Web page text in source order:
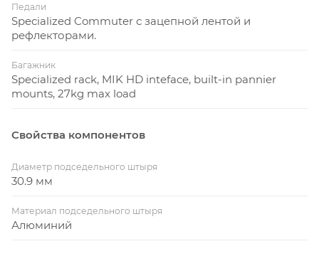
Педали
Specialized Commuter с зацепной лентой и
рефлекторами.
Багажник
Specialized rack, MIK HD inteface, built-in pannier
mounts, 27kg max load
Свойства компонентов
Диаметр подседельного штыря
30.9 мм
Материал подседельного штыря
Алюминий